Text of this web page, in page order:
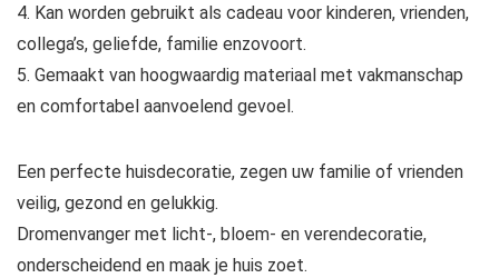
4. Kan worden gebruikt als cadeau voor kinderen, vrienden,
collega’s, geliefde, familie enzovoort.
5. Gemaakt van hoogwaardig materiaal met vakmanschap
en comfortabel aanvoelend gevoel.
Een perfecte huisdecoratie, zegen uw familie of vrienden
veilig, gezond en gelukkig.
Dromenvanger met licht-, bloem- en verendecoratie,
onderscheidend en maak je huis zoet.